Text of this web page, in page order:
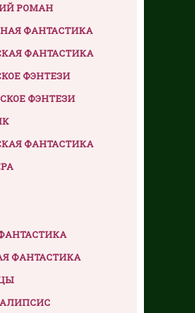
РОМАН
ФАНТАСТИКА
ФАНТАСТИКА
ФЭНТЕЗИ
ФЭНТЕЗИ
ФАНТАСТИКА
ФАНТАСТИКА